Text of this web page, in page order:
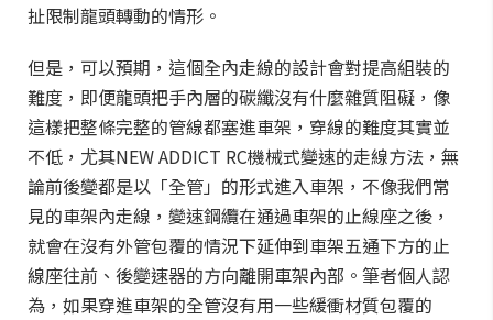
扯限制龍頭轉動的情形。
但是，可以預期，這個全內走線的設計會對提高組裝的
難度，即便龍頭把手內層的碳纖沒有什麼雜質阻礙，像
這樣把整條完整的管線都塞進車架，穿線的難度其實並
不低，尤其NEW ADDICT RC機械式變速的走線方法，無
論前後變都是以「全管」的形式進入車架，不像我們常
見的車架內走線，變速鋼纜在通過車架的止線座之後，
就會在沒有外管包覆的情況下延伸到車架五通下方的止
線座往前、後變速器的方向離開車架內部。筆者個人認
為，如果穿進車架的全管沒有用一些緩衝材質包覆的